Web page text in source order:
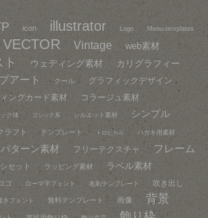
icon illustrator Logo Menu-templates
VECTOR Vintage web素材
ト ウェディング素材 カリグラフィー
アート クール グラフィックデザイン
ングカード素材 コラージュ素材
ク体 ゴシック系 シルエット素材 シンプル
ラフト テンプレート トロピカル ハガキ用素材
パターン素材 フリーテクスチャ
フレーム
セット ラッピング素材 ラベル素材
ロゴ ローマ字フォント 名刺テンプレート 吹き出し
きフォント 無料テンプレート 画像 背景